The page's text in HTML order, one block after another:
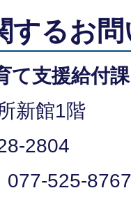
するお
て支援給付課
新館1階
2804
077-525-8767